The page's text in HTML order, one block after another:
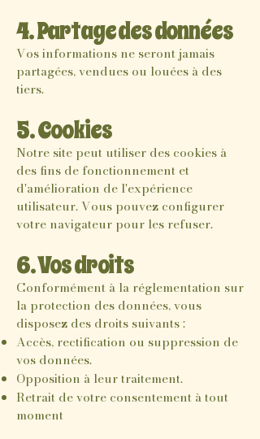
4. Partage des données
Vos informations ne seront jamais
partagées, vendues ou louées à des
tiers.
5. Cookies
Notre site peut utiliser des cookies à
des fins de fonctionnement et
d'amélioration de l'expérience
utilisateur. Vous pouvez configurer
votre navigateur pour les refuser.
6. Vos droits
Conformément à la réglementation sur
la protection des données, vous
disposez des droits suivants :
Accès, rectification ou suppression de
vos données.
Opposition à leur traitement.
Retrait de votre consentement à tout
moment